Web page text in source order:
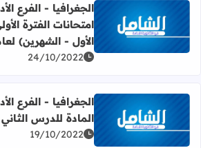
اقرأ المزيد عن الجغرافيا - الفرع
الجغرافيا - الفرع
امتحانات الفترة
الأول - الشهرين) لعام
24/10/2022
اقرأ المزيد عن الجغرافيا - الفرع
الجغرافيا - الفرع
المادة للدرس
19/10/2022